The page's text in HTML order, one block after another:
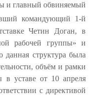
и главный обвиняемый
командующий 1-й
Четин Доган, в
рабочей группы» и
данная структура была
объём и рамки
в уставе от 10 апреля
с директивой